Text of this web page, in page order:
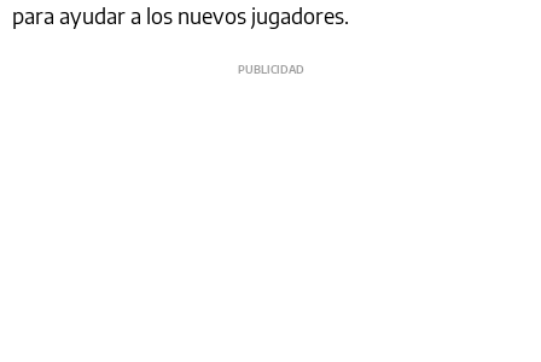
para ayudar a los nuevos jugadores.